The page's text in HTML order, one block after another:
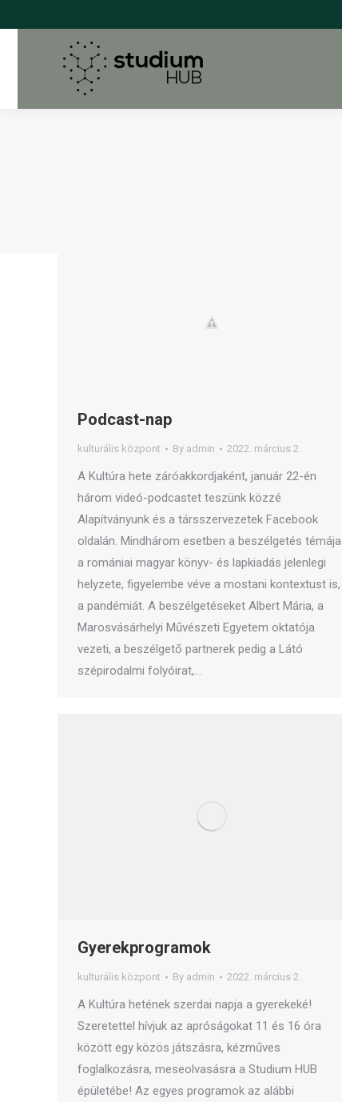
Podcast-nap
kulturális központ By admin 2022. március 2.
A Kultúra hete záróakkordjaként, január 22-én
három videó-podcastet teszünk közzé
Alapítványunk és a társszervezetek Facebook
oldalán. Mindhárom esetben a beszélgetés témája
a romániai magyar könyv- és lapkiadás jelenlegi
helyzete, figyelembe véve a mostani kontextust is,
a pandémiát. A beszélgetéseket Albert Mária, a
Marosvásárhelyi Művészeti Egyetem oktatója
vezeti, a beszélgető partnerek pedig a Látó
szépirodalmi folyóirat,…
Gyerekprogramok
kulturális központ By admin 2022. március 2.
A Kultúra hetének szerdai napja a gyerekeké!
Szeretettel hívjuk az apróságokat 11 és 16 óra
között egy közös játszásra, kézműves
foglalkozásra, meseolvasásra a Studium HUB
épületébe! Az egyes programok az alábbi